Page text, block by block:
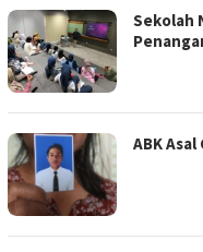
Sekolah
ABK